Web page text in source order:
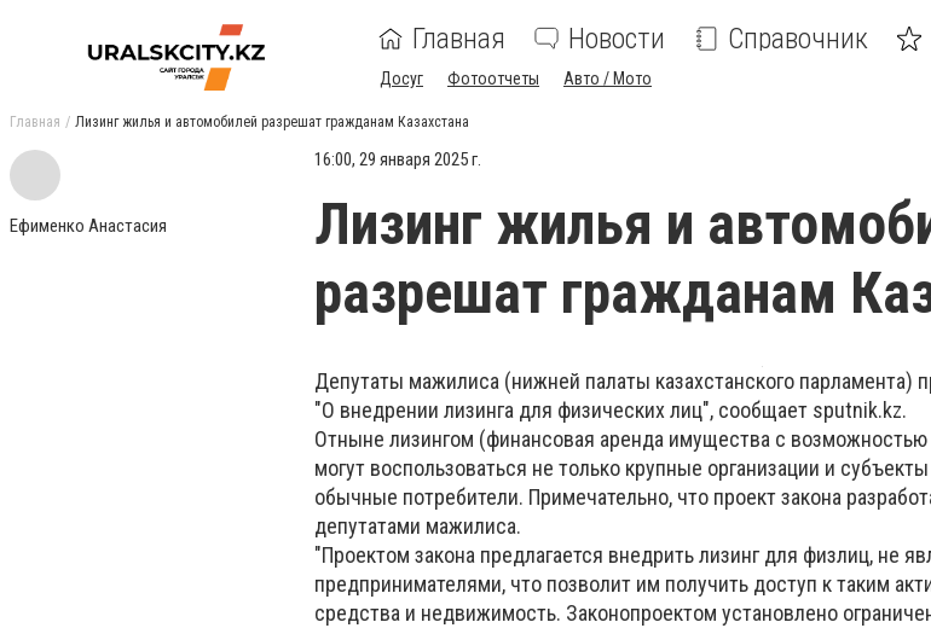
Главная Новости Справочник
Досуг Фотоотчеты Авто / Мото
Главная Лизинг жилья и автомобилей разрешат гражданам Казахстана
Ефименко Анастасия
16:00, 29 января 2025 г.
Лизинг жилья и
разрешат гражданам
Депутаты мажилиса (нижней палаты казахстанского парламента)
"О внедрении лизинга для физических лиц", сообщает sputnik.kz.
Отныне лизингом (финансовая аренда имущества с
могут воспользоваться не только крупные организации и
обычные потребители. Примечательно, что проект закона
депутатами мажилиса.
"Проектом закона предлагается внедрить лизинг для физлиц, не
предпринимателями, что позволит им получить доступ к таким
средства и недвижимость. Законопроектом установлено